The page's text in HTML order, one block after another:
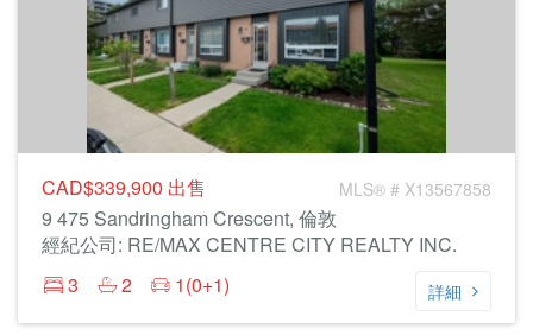
CAD$339,900 出售 MLS® # X13567858
9 475 Sandringham Crescent, 倫敦
經紀公司: RE/MAX CENTRE CITY REALTY INC.
3
2 1(0+1) 詳細